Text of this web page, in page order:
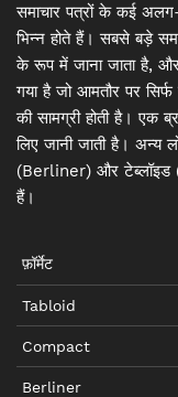
समाचार पत्रों के कई
भिन्न होते हैं। सबसे बड़े
के रूप में जाना जाता है, और
गया है जो आमतौर पर
की सामग्री होती है। एक
लिए जानी जाती है। अन्य
(Berliner) और टेब्लॉइड
हैं।
फ़ॉर्मेट
Tabloid
Compact
Berliner